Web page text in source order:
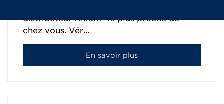
distributeur Aixam* le plus proche de
chez vous. Vér...
En savoir plus